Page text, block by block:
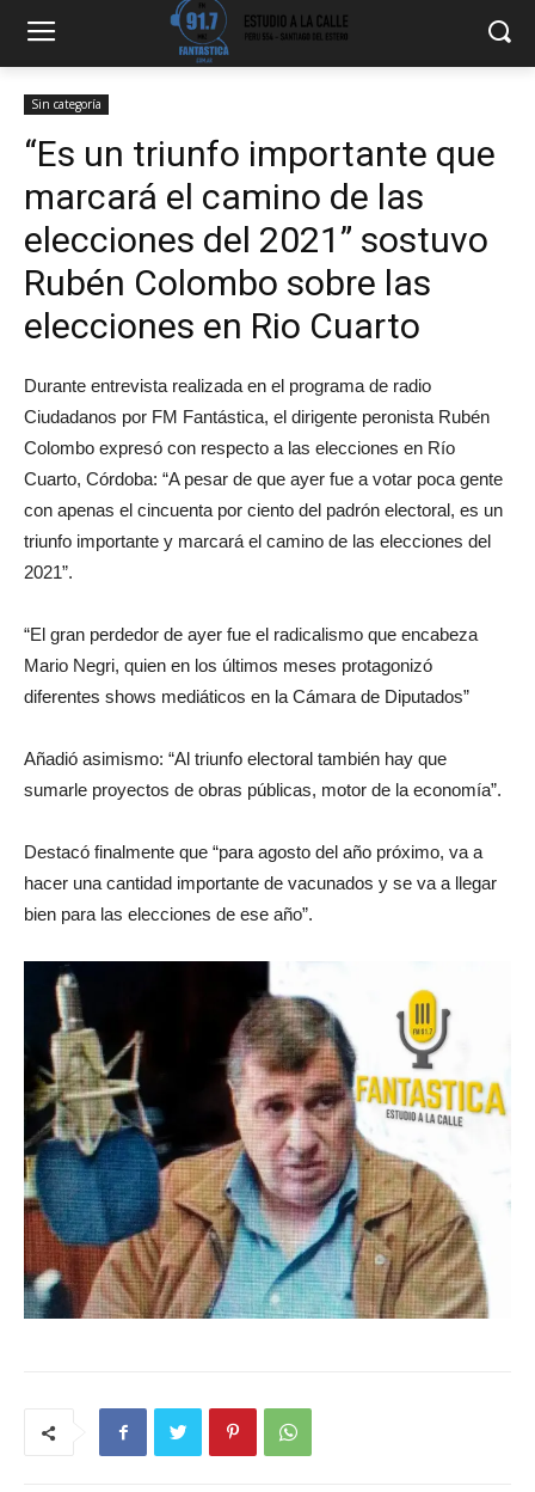
Sin categoría
“Es un triunfo importante que
marcará el camino de las
elecciones del 2021” sostuvo
Rubén Colombo sobre las
elecciones en Rio Cuarto
Durante entrevista realizada en el programa de radio
Ciudadanos por FM Fantástica, el dirigente peronista Rubén
Colombo expresó con respecto a las elecciones en Río
Cuarto, Córdoba: “A pesar de que ayer fue a votar poca gente
con apenas el cincuenta por ciento del padrón electoral, es un
triunfo importante y marcará el camino de las elecciones del
2021”.
“El gran perdedor de ayer fue el radicalismo que encabeza
Mario Negri, quien en los últimos meses protagonizó
diferentes shows mediáticos en la Cámara de Diputados”
Añadió asimismo: “Al triunfo electoral también hay que
sumarle proyectos de obras públicas, motor de la economía”.
Destacó finalmente que “para agosto del año próximo, va a
hacer una cantidad importante de vacunados y se va a llegar
bien para las elecciones de ese año”.